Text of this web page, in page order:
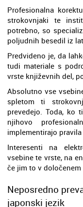
Profesionalna
strokovnjaki te
potrebno, so
poljudnih besedil iz
Predvideno je, da
tudi materiale s
vrste književnih del,
Absolutno vse
spletom ti
prevedejo. Toda, ko
njihovo
implementirajo pravila
Interesenti na
vsebine te vrste, na
če jim to v
Neposredno
japonski jezik